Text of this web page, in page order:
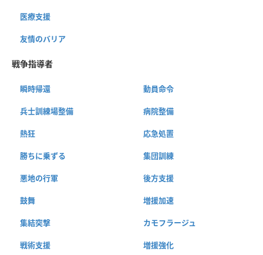
医療支援
友情のバリア
戦争指導者
瞬時帰還 動員命令
兵士訓練場整備 病院整備
熱狂 応急処置
勝ちに乗ずる 集団訓練
悪地の行軍 後方支援
鼓舞 増援加速
集結突撃 カモフラージュ
戦術支援 増援強化